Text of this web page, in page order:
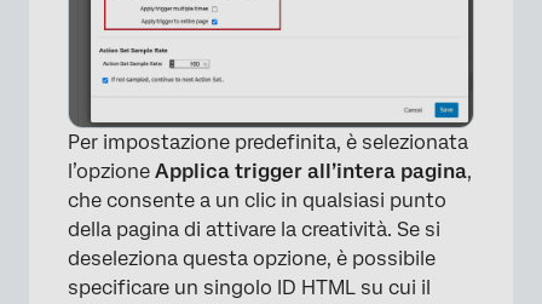
Per impostazione predefinita, è selezionata
l’opzione Applica trigger all’intera pagina,
che consente a un clic in qualsiasi punto
della pagina di attivare la creatività. Se si
deseleziona questa opzione, è possibile
specificare un singolo ID HTML su cui il